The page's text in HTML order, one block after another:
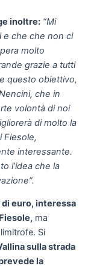
inoltre: “Mi
e che che non ci
molto
grazie a tutti
questo obiettivo,
che in
volontà di noi
di molto la
Fiesole,
interessante.
l’idea che la
euro, interessa
ma
Si
sulla strada
la